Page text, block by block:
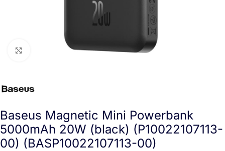
Click to enlarge
Baseus Magnetic Mini Powerbank
5000mAh 20W (black) (P10022107113-
00) (BASP10022107113-00)